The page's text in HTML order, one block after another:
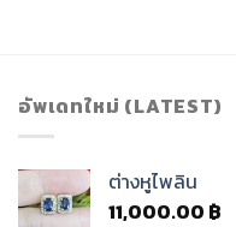
อัพเดทใหม่ (LATEST)
ต่างหูไพลิน
11,000.00 ฿